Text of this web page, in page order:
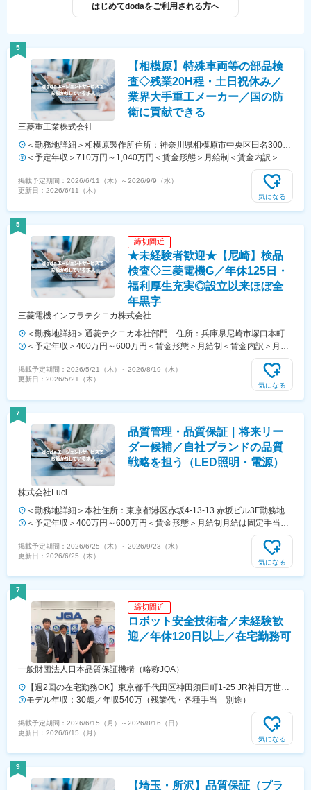
はじめてdodaをご利用される方へ
5
【相模原】特殊車両等の部品検
査◇残業20H程・土日祝休み／
業界大手重工メーカー／国の防
衛に貢献できる
三菱重工業株式会社
＜勤務地詳細＞相模原製作所住所：神奈川県相模原市中央区田名3000
勤務地最寄駅：JR横浜線／橋本駅受動喫煙対策：屋内全面禁煙変更の
＜予定年収＞710万円～1,040万円＜賃金形態＞月給制＜賃金内訳＞月
額（基本給）：250,000円～495,000円＜月給＞250,000円～495,000円
＜昇給有無＞有＜残業手当＞有＜給与補足＞※経験・能力・年齢を考慮
の上、当社規定により支給いたします。■昇給：年1回（4月）■賞与：
掲載予定期間： 2026/6/11（木） ～2026/9/9（水）
更新日： 2026/6/11（木）
気になる
5
締切間近
★未経験者歓迎★【尼崎】検品
検査◇三菱電機G／年休125日・
福利厚生充実◎設立以来ほぼ全
年黒字
三菱電機インフラテクニカ株式会社
＜勤務地詳細＞通菱テクニカ本社部門 住所：兵庫県尼崎市塚口本町8-
1-1 勤務地最寄駅：JR宝塚線／塚口駅受動喫煙対策：敷地内全面禁煙変
＜予定年収＞400万円～600万円＜賃金形態＞月給制＜賃金内訳＞月額
（基本給）：210,000円～310,000円＜月給＞210,000円～310,000円＜
昇給有無＞有＜残業手当＞有＜給与補足＞■賞与：年2回■給与改定：年
間1回■諸手当：時間外手当賃金はあくまでも目安の金額であり、選考
掲載予定期間： 2026/5/21（木） ～2026/8/19（水）
更新日： 2026/5/21（木）
気になる
7
品質管理・品質保証｜将来リー
ダー候補／自社ブランドの品質
戦略を担う（LED照明・電源）
株式会社Luci
＜勤務地詳細＞本社住所：東京都港区赤坂4-13-13 赤坂ビル3F勤務地最
寄駅：東京メトロ 千代田線／赤坂駅受動喫煙対策：屋内全面禁煙変更
＜予定年収＞400万円～600万円＜賃金形態＞月給制月給は固定手当を
含めた表記です。＜賃金内訳＞月額（基本給）：229,291円～316,390
円固定残業手当/月：57,549円～82,560円（固定残業時間40時間0分/
月）超過した時間外労働の残業手当は追加支給＜月給＞286,840円～
回（4月、10月）■決算賞与：年1回（業績に応じて支給）予定年収はあ
くまでも目安の金額であり、選考を通じて上下する可能性があります。
賃金はあくまでも目安の金額であり、選考を通じて上下する可能性があ
ります。月給(月額)は固定手当を含めた表記です。
掲載予定期間： 2026/6/25（木） ～2026/9/23（水）
更新日： 2026/6/25（木）
気になる
7
締切間近
ロボット安全技術者／未経験歓
迎／年休120日以上／在宅勤務可
一般財団法人日本品質保証機構（略称JQA）
【週2回の在宅勤務OK】東京都千代田区神田須田町1-25 JR神田万世橋
ビル17F＜交通アクセス＞■JR山手線、京浜東北線、総武線「秋葉原
駅」（電気街口）より徒歩4分■JR中央線、総武線「御茶ノ水駅」（聖
橋口）より徒歩6分■東京メトロ丸ノ内線「淡路町駅」（A3出口）より
徒歩3分■東京メトロ銀座線「神田駅」（6番出口）より徒歩2分■東京メ
モデル年収：30歳／年収540万（残業代・各種手当 別途）
掲載予定期間： 2026/6/15（月） ～2026/8/16（日）
更新日： 2026/6/15（月）
気になる
9
【埼玉・所沢】品質保証（プラ